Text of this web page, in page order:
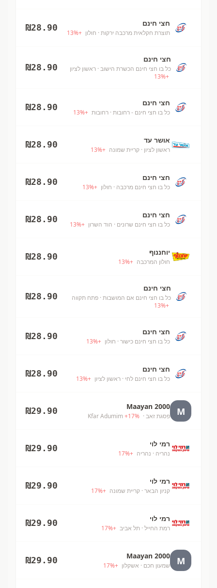
חצי חינם
תוצרת חקלאית מרכבה ירקות · חולון +
13%
₪28.90
חצי חינם
כל בו חצי חינם הכשרת הישוב· ראשון לציון
+
13%
₪28.90
חצי חינם
כל בו חצי חינם - רחובות · רחובות +
13%
₪28.90
אושר עד
ראשון לציון · קריית שמונה +
13%
₪28.90
חצי חינם
כל בו חצי חינם מרכבה · חולון +
13%
₪28.90
חצי חינם
כל בו חצי חינם שרונים · הוד השרון +
13%
₪28.90
יוחננוף
חולון המרכבה +
13%
₪28.90
חצי חינם
כל בו חצי חינם אם המושבות · פתח תקווה
+
13%
₪28.90
חצי חינם
כל בו חצי חינם כישור · חולון +
13%
₪28.90
חצי חינם
כל בו חצי חינם לחי · ראשון לציון +
13%
₪28.90
M
Maayan 2000
פסגת זאב · Kfar Adumim
+17%
₪29.90
רמי לוי
נהריה · נהריה +
17%
₪29.90
רמי לוי
קניון הבאר · קריית שמונה +
17%
₪29.90
רמי לוי
רמת החייל · תל אביב +
17%
₪29.90
M
Maayan 2000
שמעון חכם · אשקלון +
17%
₪29.90